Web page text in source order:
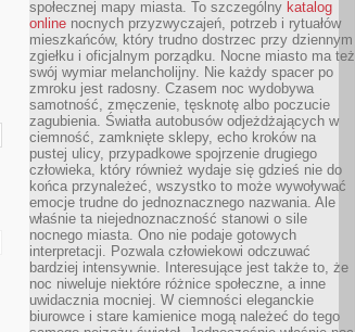
społecznej mapy miasta. To szczególny katalog
online nocnych przyzwyczajeń, potrzeb i rytuałów
mieszkańców, który trudno dostrzec przy dziennym
zgiełku i oficjalnym porządku. Nocne miasto ma też
swój wymiar melancholijny. Nie każdy spacer po
zmroku jest radosny. Czasem noc wydobywa
samotność, zmęczenie, tęsknotę albo poczucie
zagubienia. Światła autobusów odjeżdżających w
ciemność, zamknięte sklepy, echo kroków na
pustej ulicy, przypadkowe spojrzenie drugiego
człowieka, który również wydaje się gdzieś nie do
końca przynależeć, wszystko to może wywoływać
emocje trudne do jednoznacznego nazwania. Ale
właśnie ta niejednoznaczność stanowi o sile
nocnego miasta. Ono nie podaje gotowych
interpretacji. Pozwala człowiekowi odczuwać
bardziej intensywnie. Interesujące jest także to, że
noc niweluje niektóre różnice społeczne, a inne
uwidacznia mocniej. W ciemności eleganckie
biurowce i stare kamienice mogą należeć do tego